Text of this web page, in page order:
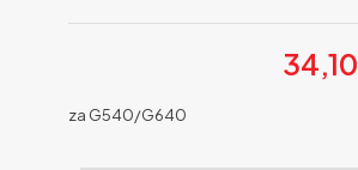
34,10
za G540/G640